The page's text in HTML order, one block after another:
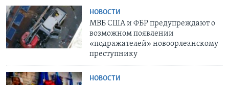
НОВОСТИ
МВБ США и ФБР предупреждают о
возможном появлении
«подражателей» новоорлеанскому
преступнику
НОВОСТИ